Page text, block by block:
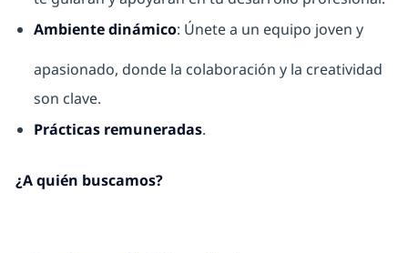
Ambiente dinámico: Únete a un equipo joven y
apasionado, donde la colaboración y la creatividad
son clave.
Prácticas remuneradas.
¿A quién buscamos?